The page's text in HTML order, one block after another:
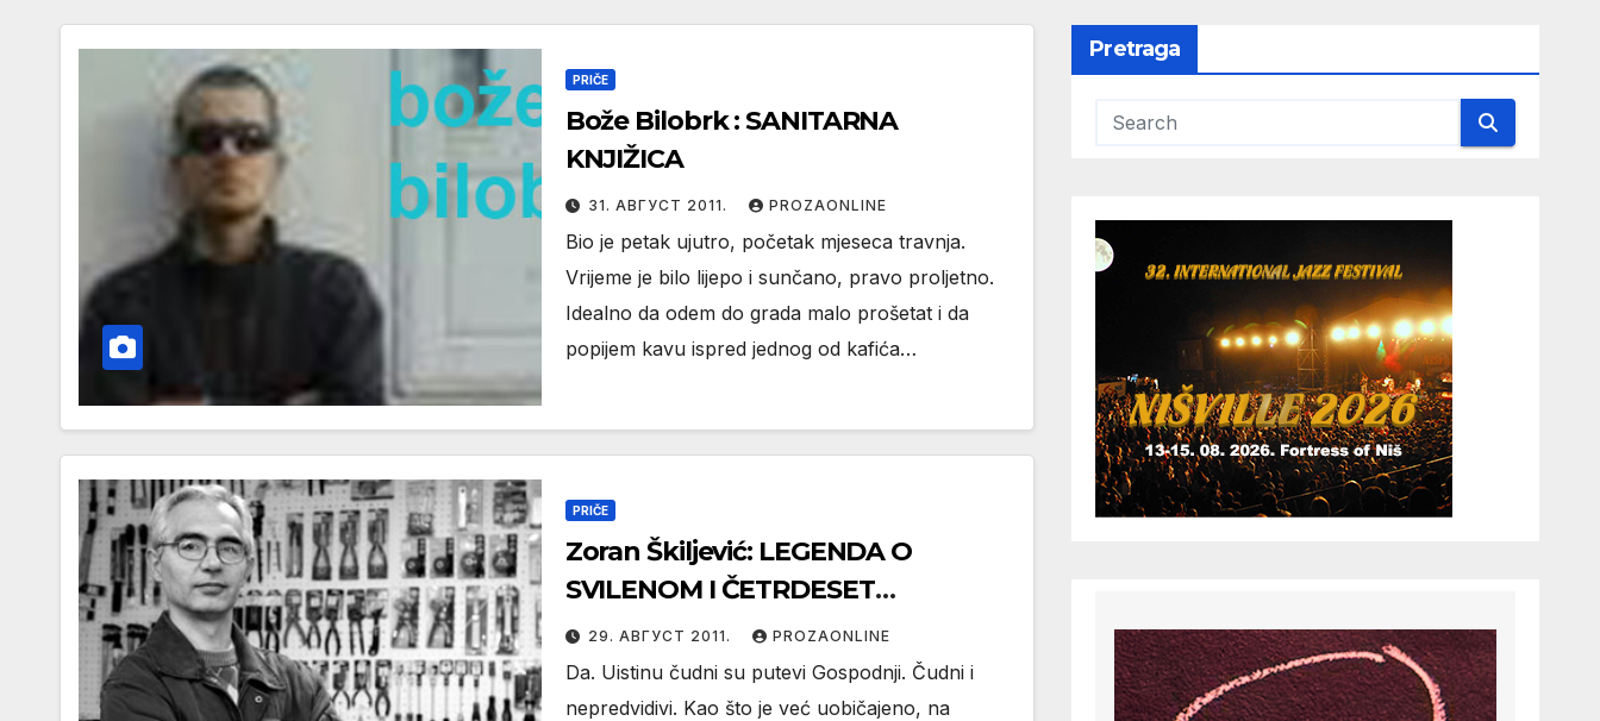
PRIČE
Bože Bilobrk : SANITARNA
KNJIŽICA
31. АВГУСТ 2011. PROZAONLINE
Bio je petak ujutro, početak mjeseca travnja.
Vrijeme je bilo lijepo i sunčano, pravo proljetno.
Idealno da odem do grada malo prošetat i da
popijem kavu ispred jednog od kafića…
PRIČE
Zoran Škiljević: LEGENDA O
SVILENOM I ČETRDESET
VRDALAMA
29. АВГУСТ 2011. PROZAONLINE
Da. Uistinu čudni su putevi Gospodnji. Čudni i
nepredvidivi. Kao što je već uobičajeno, na
Pretraga